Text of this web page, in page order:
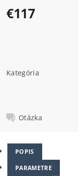
€117
Kategória
Otázka
POPIS
PARAMETRE